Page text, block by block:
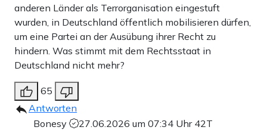
anderen Länder als Terrorganisation eingestuft
wurden, in Deutschland öffentlich mobilisieren dürfen,
um eine Partei an der Ausübung ihrer Recht zu
hindern. Was stimmt mit dem Rechtsstaat in
Deutschland nicht mehr?
65
Antworten
Bonesy
27.06.2026 um 07:34 Uhr 42T